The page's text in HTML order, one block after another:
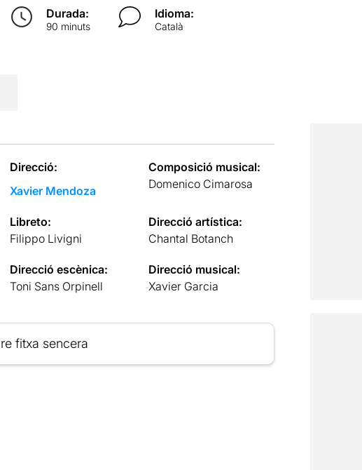
Durada:
90 minuts
Idioma:
Català
Direcció:
Xavier Mendoza
Composició musical:
Domenico Cimarosa
Libreto:
Filippo Livigni
Direcció artística:
Chantal Botanch
Direcció escènica:
Toni Sans Orpinell
Direcció musical:
Xavier Garcia
fitxa sencera